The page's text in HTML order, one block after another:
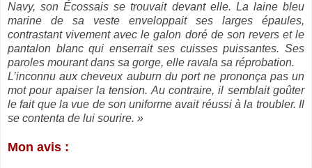
Navy, son Écossais se trouvait devant elle. La laine bleu
marine de sa veste enveloppait ses larges épaules,
contrastant vivement avec le galon doré de son revers et le
pantalon blanc qui enserrait ses cuisses puissantes. Ses
paroles mourant dans sa gorge, elle ravala sa réprobation.
L’inconnu aux cheveux auburn du port ne prononça pas un
mot pour apaiser la tension. Au contraire, il semblait goûter
le fait que la vue de son uniforme avait réussi à la troubler. Il
se contenta de lui sourire. »
Mon avis :